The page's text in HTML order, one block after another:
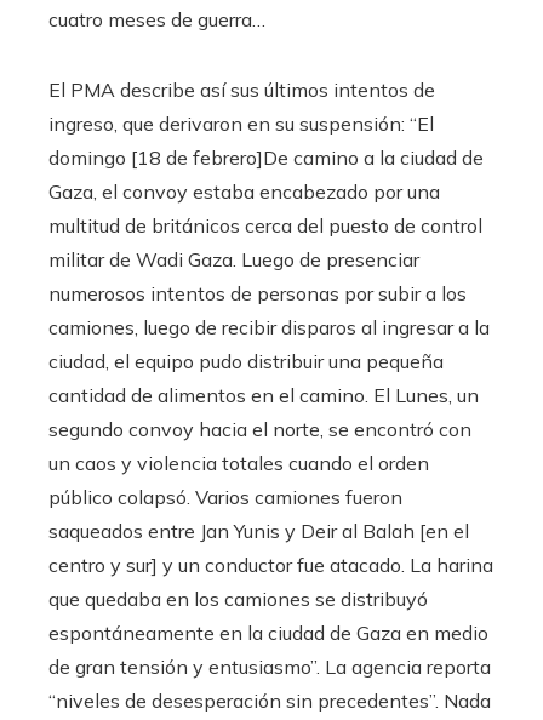
cuatro meses de guerra…
El PMA describe así sus últimos intentos de
ingreso, que derivaron en su suspensión: “El
domingo [18 de febrero]De camino a la ciudad de
Gaza, el convoy estaba encabezado por una
multitud de británicos cerca del puesto de control
militar de Wadi Gaza. Luego de presenciar
numerosos intentos de personas por subir a los
camiones, luego de recibir disparos al ingresar a la
ciudad, el equipo pudo distribuir una pequeña
cantidad de alimentos en el camino. El Lunes, un
segundo convoy hacia el norte, se encontró con
un caos y violencia totales cuando el orden
público colapsó. Varios camiones fueron
saqueados entre Jan Yunis y Deir al Balah [en el
centro y sur] y un conductor fue atacado. La harina
que quedaba en los camiones se distribuyó
espontáneamente en la ciudad de Gaza en medio
de gran tensión y entusiasmo”. La agencia reporta
“niveles de desesperación sin precedentes”. Nada